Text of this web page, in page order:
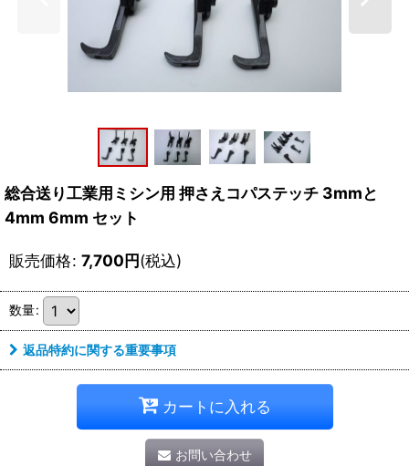
総合送り工業用ミシン用 押さえコパステッチ 3mmと
4mm 6mm セット
販売価格: 7,700円(税込)
数量:
返品特約に関する重要事項
カートに入れる
お問い合わせ